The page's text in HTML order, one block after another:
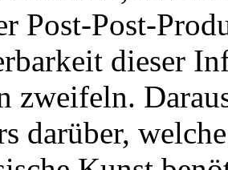
Post-Post-
dieser
zweifeln.
darüber,